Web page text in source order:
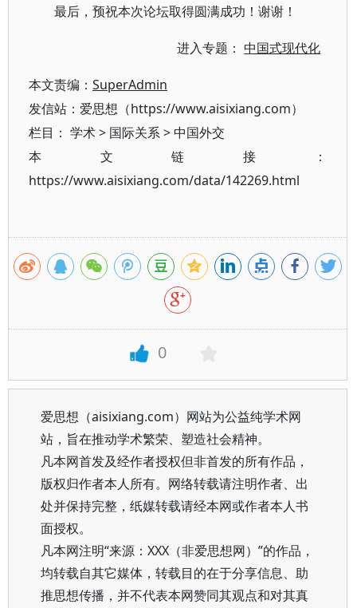
最后，预祝本次论坛取得圆满成功！谢谢！
进入专题：中国式现代化
本文责编： SuperAdmin
发信站：爱思想（https://www.aisixiang.com）
栏目： 学术> 国际关系>中国外交
本文链接：
https://www.aisixiang.com/data/142269.html
0
爱思想（aisixiang.com）网站为公益纯学术网
站，旨在推动学术繁荣、塑造社会精神。
凡本网首发及经作者授权但非首发的所有作品，
版权归作者本人所有。网络转载请注明作者、出
处并保持完整，纸媒转载请经本网或作者本人书
面授权。
凡本网注明“来源：XXX（非爱思想网）”的作品，
均转载自其它媒体，转载目的在于分享信息、助
推思想传播，并不代表本网赞同其观点和对其真